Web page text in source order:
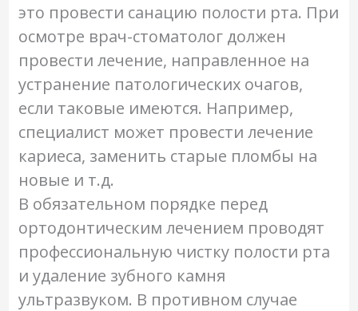
это провести санацию полости рта. При
осмотре врач-стоматолог должен
провести лечение, направленное на
устранение патологических очагов,
если таковые имеются. Например,
специалист может провести лечение
кариеса, заменить старые пломбы на
новые и т.д.
В обязательном порядке перед
ортодонтическим лечением проводят
профессиональную чистку полости рта
и удаление зубного камня
ультразвуком. В противном случае